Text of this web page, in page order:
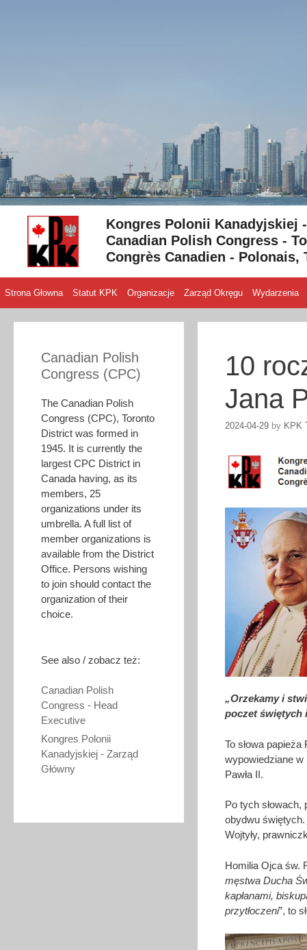
Kongres Polonii Kanadyjskiej
Canadian Polish Congress -
Congrès Canadien - Polonais,
Strona Głowna Statut KPK Organizacje Zarząd Okręgu Wydarzenia
10
Jana
2024-04-29 by KPK
„Orzekamy i
poczet świętych
To słowa
wypowiedziane w
Pawła II.
Po tych słowach,
obydwu
Wojtyły,
Homilia Ojca św.
męstwa Ducha
kapłanami,
przytłoczeni”, to
Canadian Polish
Congress (CPC)
The Canadian Polish
Congress (CPC), Toronto
District was formed in
1945. It is currently the
largest CPC District in
Canada having, as its
members, 25
organizations under its
umbrella. A full list of
member organizations is
available from the District
Office. Persons wishing
to join should contact the
organization of their
choice.
See also / zobacz też:
Canadian Polish
Congress - Head
Executive
Kongres Polonii
Kanadyjskiej - Zarząd
Główny